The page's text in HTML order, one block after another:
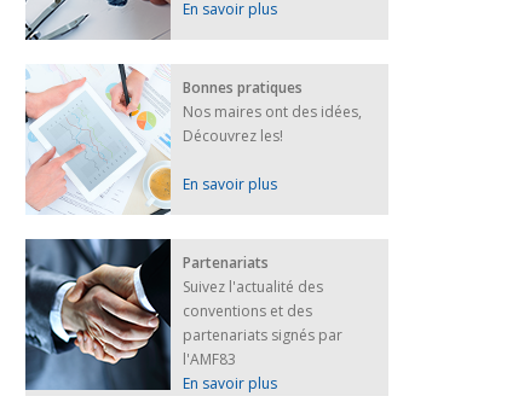
ukrainiens arrivés
en France,...
FEUILLETER
En savoir plus
Bonnes pratiques
Nos maires ont des idées,
Découvrez les!
En savoir plus
Partenariats
Suivez l'actualité des
conventions et des
partenariats signés par
l'AMF83
En savoir plus